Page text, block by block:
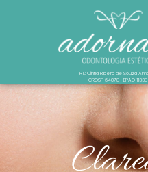
RT.: Cíntia Ribeiro de Souza
CROSP 64078- EPAO 11338